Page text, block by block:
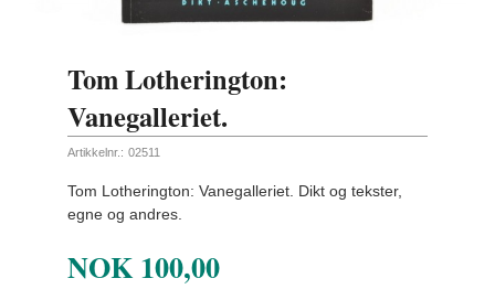
Tom Lotherington:
Vanegalleriet.
Artikkelnr.: 02511
Tom Lotherington: Vanegalleriet. Dikt og tekster,
egne og andres.
NOK 100,00